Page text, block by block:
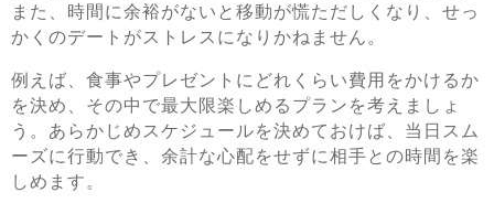
また、時間に余裕がないと移動が慌ただしくなり、せっ
かくのデートがストレスになりかねません。
例えば、食事やプレゼントにどれくらい費用をかけるか
を決め、その中で最大限楽しめるプランを考えましょ
う。あらかじめスケジュールを決めておけば、当日スム
ーズに行動でき、余計な心配をせずに相手との時間を楽
しめます。